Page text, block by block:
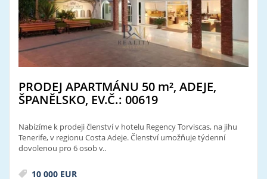
PRODEJ APARTMÁNU 50 m², ADEJE,
ŠPANĚLSKO, EV.Č.: 00619
Nabízíme k prodeji členství v hotelu Regency Torviscas, na jihu
Tenerife, v regionu Costa Adeje. Členství umožňuje týdenní
dovolenou pro 6 osob v..
10 000 EUR